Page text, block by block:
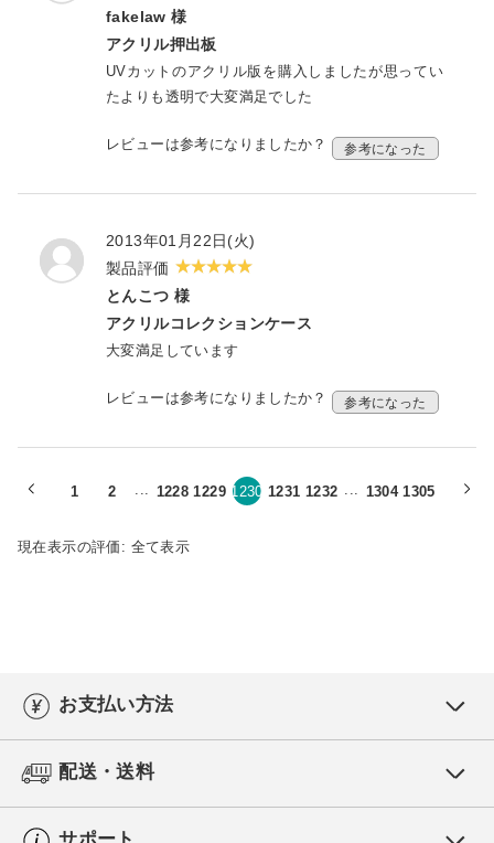
fakelaw 様
アクリル押出板
UVカットのアクリル版を購入しましたが思ってい
たよりも透明で大変満足でした
レビューは参考になりましたか？ 参考になった
2013年01月22日(火)
製品評価
とんこつ 様
アクリルコレクションケース
大変満足しています
レビューは参考になりましたか？ 参考になった
1 2 ... 1228 1229 1230 1231 1232 ... 1304 1305
現在表示の評価: 全て表示
お支払い方法
配送・送料